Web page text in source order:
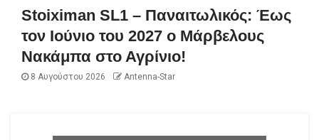
Stoiximan SL1 – Παναιτωλικός: Έως
τον Ιούνιο του 2027 ο Μάρβελους
Νακάμπα στο Αγρίνιο!
8 Αυγούστου 2026 Antenna-Star